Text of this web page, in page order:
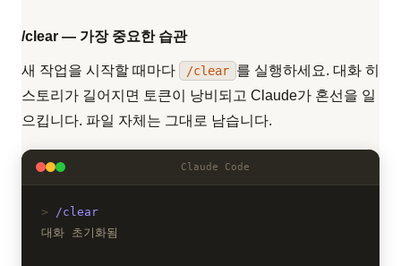
/clear — 가장 중요한 습관
새 작업을 시작할 때마다 /clear 를 실행하세요. 대화 히
스토리가 길어지면 토큰이 낭비되고 Claude가 혼선을 일
으킵니다. 파일 자체는 그대로 남습니다.
Claude Code
/clear
대화 초기화됨